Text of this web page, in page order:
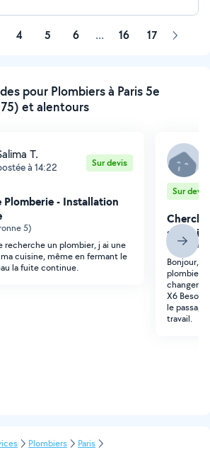
4 5 6 ... 16 17 Page
pour Plombiers à Paris 5e
et alentours
T.
à 14:22 Sur devis
Plomberie - Installation
5)
recherche un plombier, j ai une
cuisine, même en fermant le
la fuite continue.
Sur devis
sanitaire
Paris
Bonjour,
plombier
X6
le
travail.
Plombiers
Paris